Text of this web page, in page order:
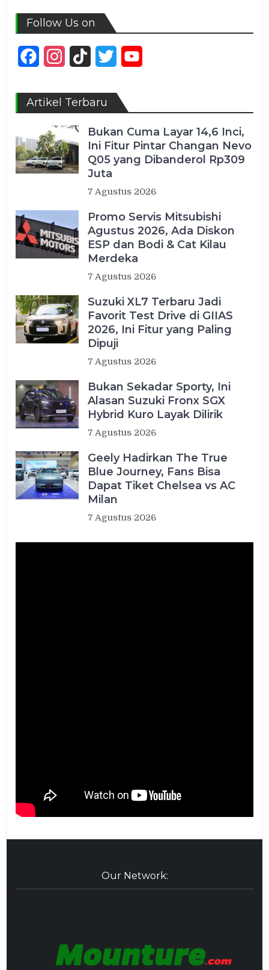
Follow Us on
FacebookInstagram
TikTok Twitter
Artikel Terbaru
Bukan Cuma Layar 14,6 Inci,
Ini Fitur Pintar Changan Nevo
Q05 yang Dibanderol Rp309
Juta
7 Agustus 2026
Promo Servis Mitsubishi
Agustus 2026, Ada Diskon
ESP dan Bodi & Cat Kilau
Merdeka
7 Agustus 2026
Suzuki XL7 Terbaru Jadi
Favorit Test Drive di GIIAS
2026, Ini Fitur yang Paling
Dipuji
7 Agustus 2026
Bukan Sekadar Sporty, Ini
Alasan Suzuki Fronx SGX
Hybrid Kuro Layak Dilirik
7 Agustus 2026
Geely Hadirkan The True
Blue Journey, Fans Bisa
Dapat Tiket Chelsea vs AC
Milan
7 Agustus 2026
Our Network: